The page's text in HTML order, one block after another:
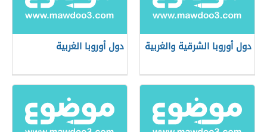
دول أوروبا الشرقية والغربية دول أوروبا الغربية